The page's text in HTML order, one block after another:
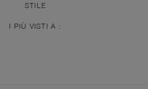
STILE
I PIÙ VISTI A :